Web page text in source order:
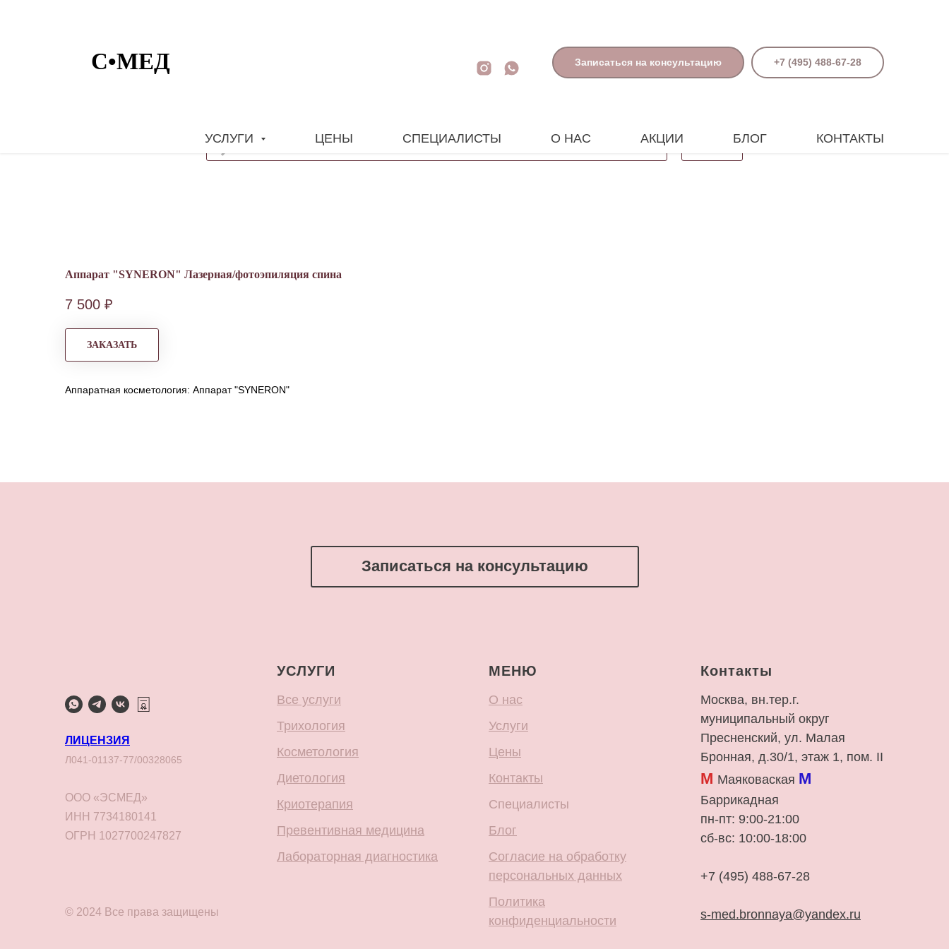
Записаться на консультацию +7 (495) 488-67-28
УСЛУГИ ЦЕНЫ СПЕЦИАЛИСТЫ О НАС АКЦИИ БЛОГ КОНТАКТЫ
Аппарат "SYNERON" Лазерная/фотоэпиляция спина
7 500 ₽
ЗАКАЗАТЬ
Аппаратная косметология: Аппарат "SYNERON"
Записаться на консультацию
ЛИЦЕНЗИЯ
Л041-01137-77/00328065
ООО «ЭСМЕД»
ИНН 7734180141
ОГРН 1027700247827
© 2024 Все права защищены
УСЛУГИ
Все услуги
Трихология
Косметология
Диетология
Криотерапия
Превентивная медицина
Лабораторная диагностика
МЕНЮ
О нас
Услуги
Цены
Контакты
Специалисты
Блог
Согласие на обработку
персональных данных
Политика
конфиденциальности
Контакты
Москва, вн.тер.г.
муниципальный округ
Пресненский, ул. Малая
Бронная, д.30/1, этаж 1, пом. II
М Маяковаская М
Баррикадная
пн-пт: 9:00-21:00
сб-вс: 10:00-18:00
+7 (495) 488-67-28
s-med.bronnaya@yandex.ru